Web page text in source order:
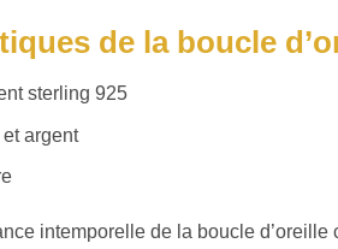
de la boucle
sterling 925
et argent
intemporelle de la boucle